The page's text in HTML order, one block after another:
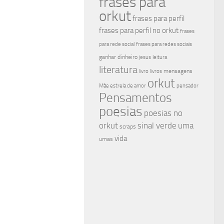
orkutfrases para perfil
frases para perfil no orkut frases
para rede social frases para redes sociais
ganhar dinheiro jesus leitura
literatura livro livros mensagens
Mãe estrela de amor orkut pensador
Pensamentos
poesias poesias no
orkut scraps sinal verde uma
umas vida